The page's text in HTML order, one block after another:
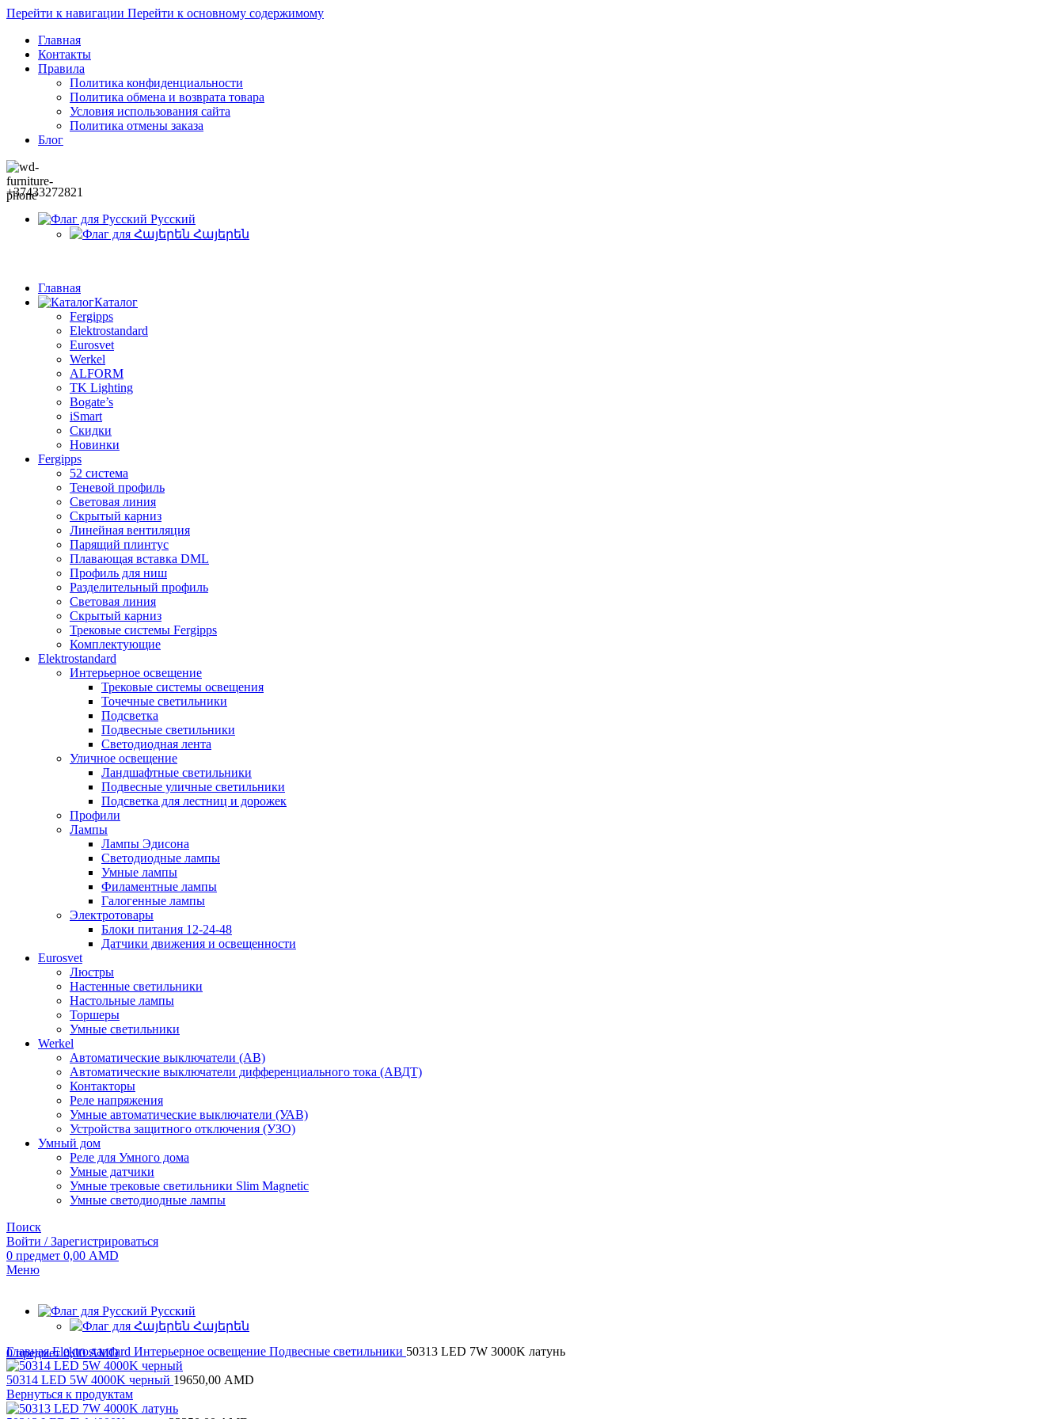
Перейти к навигации Перейти к основному содержимому
Главная
Контакты
Правила
Политика конфиденциальности
Политика обмена и возврата товара
Условия использования сайта
Политика отмены заказа
Блог
+37433272821
Русский
Հայերեն
Главная
Каталог
Fergipps
Elektrostandard
Eurosvet
Werkel
ALFORM
TK Lighting
Bogate’s
iSmart
Скидки
Новинки
Fergipps
52 система
Теневой профиль
Световая линия
Скрытый карниз
Линейная вентиляция
Парящий плинтус
Плавающая вставка DML
Профиль для ниш
Разделительный профиль
Световая линия
Скрытый карниз
Трековые системы Fergipps
Комплектующие
Elektrostandard
Интерьерное освещение
Трековые системы освещения
Точечные светильники
Подсветка
Подвесные светильники
Светодиодная лента
Уличное освещение
Ландшафтные светильники
Подвесные уличные светильники
Подсветка для лестниц и дорожек
Профили
Лампы
Лампы Эдисона
Светодиодные лампы
Умные лампы
Филаментные лампы
Галогенные лампы
Электротовары
Блоки питания 12-24-48
Датчики движения и освещенности
Eurosvet
Люстры
Настенные светильники
Настольные лампы
Торшеры
Умные светильники
Werkel
Автоматические выключатели (АВ)
Автоматические выключатели дифференциального тока (АВДТ)
Контакторы
Реле напряжения
Умные автоматические выключатели (УАВ)
Устройства защитного отключения (УЗО)
Умный дом
Реле для Умного дома
Умные датчики
Умные трековые светильники Slim Magnetic
Умные светодиодные лампы
Поиск
Войти / Зарегистрироваться
0 предмет 0,00 AMD
Меню
Русский
Հայերեն
0предмет 0,00AMD
ГлавнаяElektrostandard Интерьерное освещение Подвесные светильники 50313 LED 7W 3000K латунь
50314 LED 5W 4000K черный 19650,00 AMD
Вернуться к продуктам